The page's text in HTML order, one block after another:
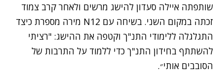
שותפתה איילה סעדון להישג מרשים ולאחר קרב צמוד
זכתה במקום השני. בשיחה עם N12 מירה מספרת כיצד
התגלגלה ללימודי התנ"ך וקטפה את ההישג: "רציתי
להשתתף בחידון התנ"ך כדי ללמוד על התרבות של
הסובבים אותי״.